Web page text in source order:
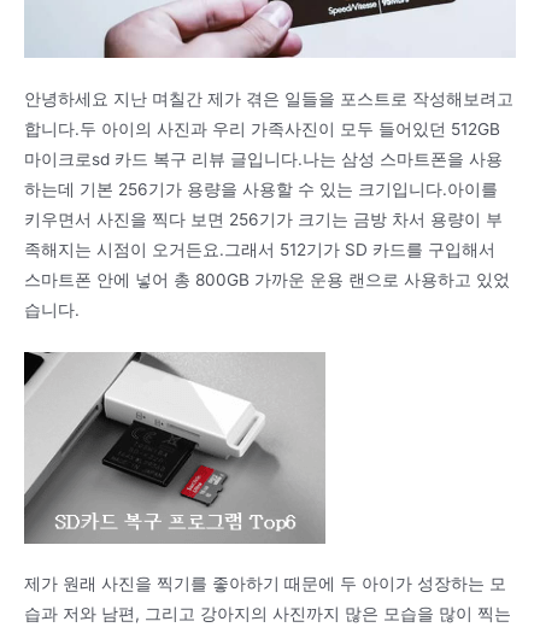
안녕하세요 지난 며칠간 제가 겪은 일들을 포스트로 작성해보려고
합니다.두 아이의 사진과 우리 가족사진이 모두 들어있던 512GB
마이크로sd 카드 복구 리뷰 글입니다.나는 삼성 스마트폰을 사용
하는데 기본 256기가 용량을 사용할 수 있는 크기입니다.아이를
키우면서 사진을 찍다 보면 256기가 크기는 금방 차서 용량이 부
족해지는 시점이 오거든요.그래서 512기가 SD 카드를 구입해서
스마트폰 안에 넣어 총 800GB 가까운 운용 랜으로 사용하고 있었
습니다.
제가 원래 사진을 찍기를 좋아하기 때문에 두 아이가 성장하는 모
습과 저와 남편, 그리고 강아지의 사진까지 많은 모습을 많이 찍는